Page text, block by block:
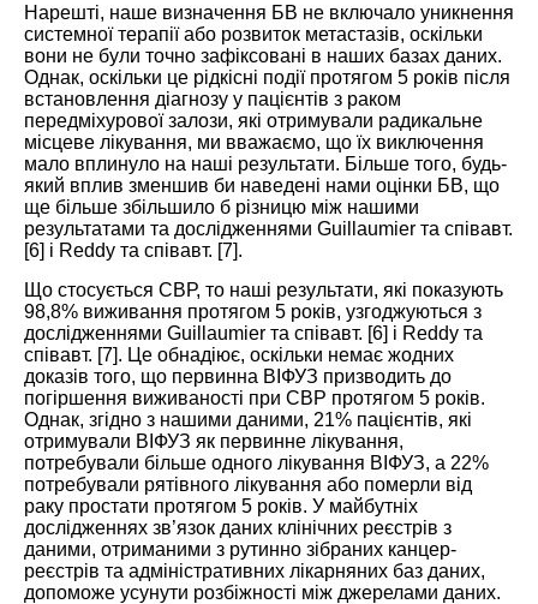
Нарешті, наше визначення БВ не включало уникнення
системної терапії або розвиток метастазів, оскільки
вони не були точно зафіксовані в наших базах даних.
Однак, оскільки це рідкісні події протягом 5 років після
встановлення діагнозу у пацієнтів з раком
передміхурової залози, які отримували радикальне
місцеве лікування, ми вважаємо, що їх виключення
мало вплинуло на наші результати. Більше того, будь-
який вплив зменшив би наведені нами оцінки БВ, що
ще більше збільшило б різницю між нашими
результатами та дослідженнями Guillaumier та співавт.
[6] і Reddy та співавт. [7].
Що стосується СВР, то наші результати, які показують
98,8% виживання протягом 5 років, узгоджуються з
дослідженнями Guillaumier та співавт. [6] і Reddy та
співавт. [7]. Це обнадіює, оскільки немає жодних
доказів того, що первинна ВІФУЗ призводить до
погіршення виживаності при СВР протягом 5 років.
Однак, згідно з нашими даними, 21% пацієнтів, які
отримували ВІФУЗ як первинне лікування,
потребували більше одного лікування ВІФУЗ, а 22%
потребували рятівного лікування або померли від
раку простати протягом 5 років. У майбутніх
дослідженнях зв’язок даних клінічних реєстрів з
даними, отриманими з рутинно зібраних канцер-
реєстрів та адміністративних лікарняних баз даних,
допоможе усунути розбіжності між джерелами даних.